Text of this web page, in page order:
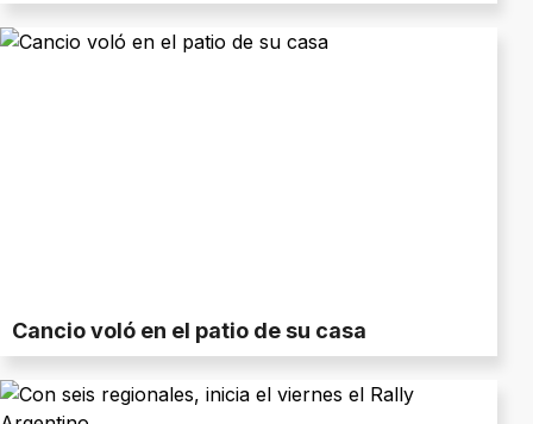
Cancio voló en el patio de su casa